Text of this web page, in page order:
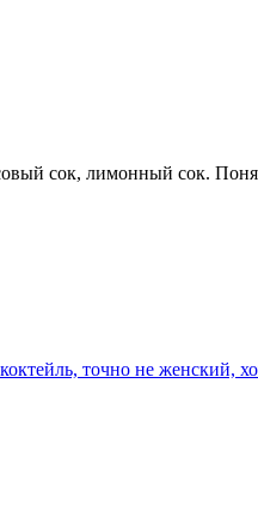
сок, лимонный сок.
точно не женский,